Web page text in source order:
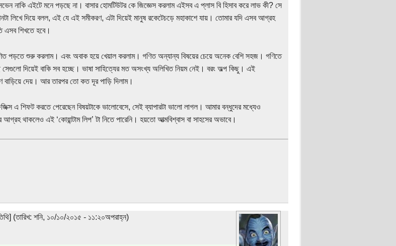
নাকি এইটে মনে পড়ছে না। বাসার হোমটিউটর কে জিজ্ঞেস করলাম এইসব এ প্লাস বি হিসাব করে লাভ কী? সে
লিখে দিয়ে বলল, এই যে এই সমীকরণ, এটা দিয়েই মানুষ রকেটেচড়ে মহাকাশে যায়। তোমার যদি এসব আগ্রহ
এসব শিখতে হবে।
পড়তে শুরু করলাম। এবং অবাক হয়ে খেয়াল করলাম। গণিত অন্যান্য বিষয়ের চেয়ে অনেক বেশি সহজ। গণিতে
সেগুলো দিয়েই বাকি সব হচ্ছে। ভাষা সাহিত্যের মত অসংখ্য অলিখিত নিয়ম নেই। বরং অল্প কিছু। এই
বাড়িয়ে দেয়। আর তারপর তো কত দূর পাড়ি দিলাম।
এ শিফট করতে পেরেছেন বিষয়টাকে ভালোবেসে, সেই ব্যাপারটা ভালো লাগল। আমার বন্ধুদের মধ্যেও
থাকলেও এই ‘কোয়ান্টাম লিপ’ টা নিতে পারেনি। হয়তো আত্মবিশ্বাস বা সাহসের অভাবে।
(তারিখ: শনি, ১০/১০/২০১৫ - ১১:২০অপরাহ্ন)